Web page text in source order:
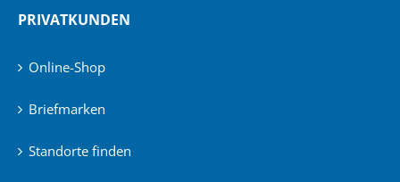
PRIVATKUNDEN
Online-Shop
Briefmarken
Standorte finden